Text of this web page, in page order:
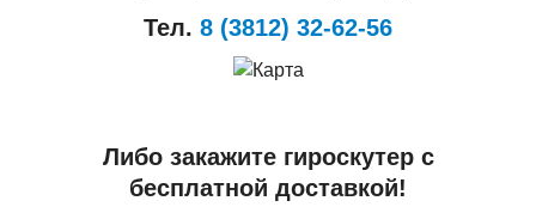
Тел. 8 (3812) 32-62-56
Либо закажите гироскутер с
бесплатной доставкой!